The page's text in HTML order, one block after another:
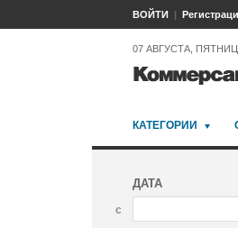
ВОЙТИ
07 АВГУСТА,
КАТЕГОРИИ
ДАТА
с